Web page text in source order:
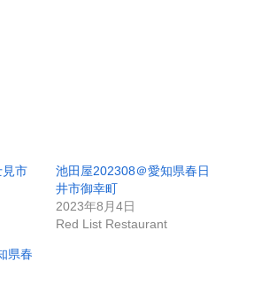
見市
池田屋202308＠愛知県春日
井市御幸町
2023年8月4日
Red List Restaurant
県春